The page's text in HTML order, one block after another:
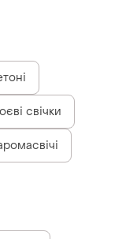
свічки